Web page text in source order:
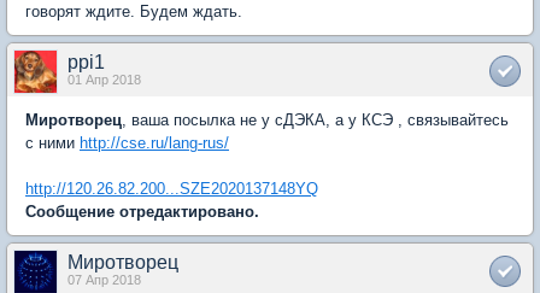
говорят ждите. Будем ждать.
ppi1
01 Апр 2018
Миротворец , ваша посылка не у сДЭКА, а у КСЭ , связывайтесь
с ними http://cse.ru/lang-rus/
http://120.26.82.200...SZE2020137148YQ
Сообщение отредактировано.
Миротворец
07 Апр 2018